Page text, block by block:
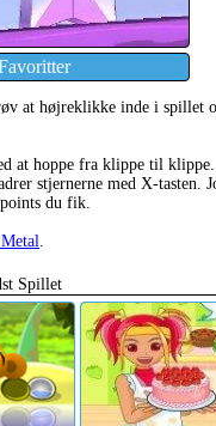
at højreklikke inde i spillet
at hoppe fra klippe til
stjernerne med X-tasten.
du fik.
.
Spillet